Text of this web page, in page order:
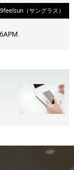
（サングラス）